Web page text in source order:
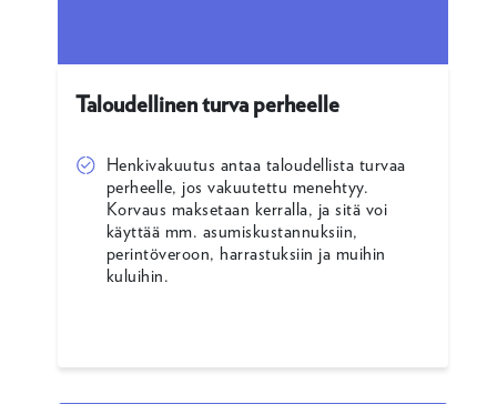
Taloudellinen turva perheelle
Henkivakuutus antaa taloudellista turvaa
perheelle, jos vakuutettu menehtyy.
Korvaus maksetaan kerralla, ja sitä voi
käyttää mm. asumiskustannuksiin,
perintöveroon, harrastuksiin ja muihin
kuluihin.